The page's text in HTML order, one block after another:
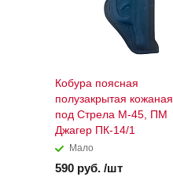
Кобура поясная
полузакрытая кожаная
под Стрела М-45, ПМ
Джагер ПК-14/1
Мало
590 руб. /шт